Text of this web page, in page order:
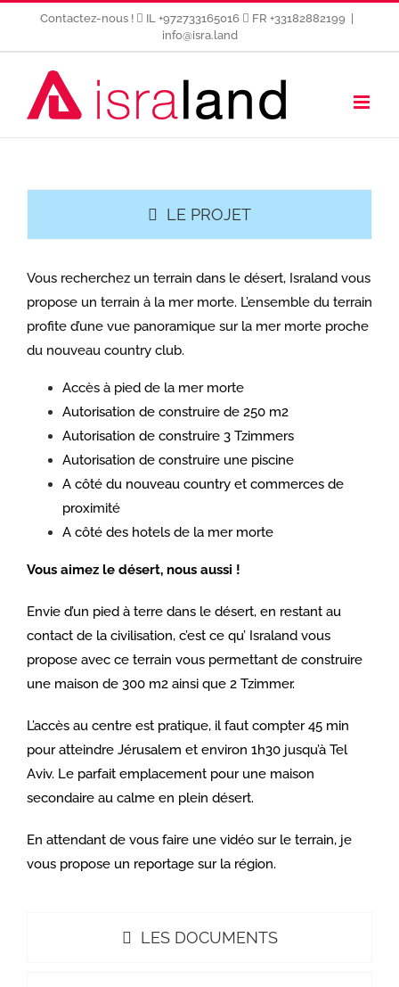
Contactez-nous ! IL +972733165016 FR +33182882199
info@isra.land
LE PROJET
Vous recherchez un terrain dans le désert, Israland vous
propose un terrain à la mer morte. L’ensemble du terrain
profite d’une vue panoramique sur la mer morte proche
du nouveau country club.
Accès à pied de la mer morte
Autorisation de construire de 250 m2
Autorisation de construire 3 Tzimmers
Autorisation de construire une piscine
A côté du nouveau country et commerces de
proximité
A côté des hotels de la mer morte
Vous aimez le désert, nous aussi !
Envie d’un pied à terre dans le désert, en restant au
contact de la civilisation, c’est ce qu’ Israland vous
propose avec ce terrain vous permettant de construire
une maison de 300 m2 ainsi que 2 Tzimmer.
L’accès au centre est pratique, il faut compter 45 min
pour atteindre Jérusalem et environ 1h30 jusqu’à Tel
Aviv. Le parfait emplacement pour une maison
secondaire au calme en plein désert.
En attendant de vous faire une vidéo sur le terrain, je
vous propose un reportage sur la région.
LES DOCUMENTS